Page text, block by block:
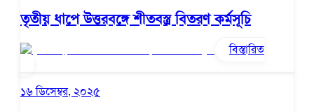
তৃতীয় ধাপে উত্তরবঙ্গে শীতবস্ত্র বিতরণ কর্মসূচি
বিস্তারিত
১৬ ডিসেম্বর, ২০২৫